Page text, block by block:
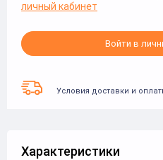
личный кабинет
Войти в
Условия доставки и
Характеристики